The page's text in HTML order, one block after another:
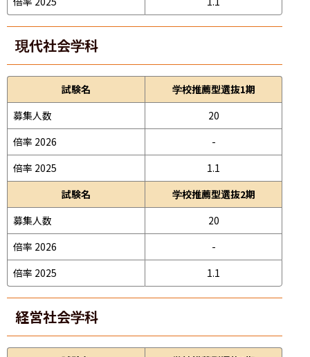
現代社会学科
試験名
学校推薦型選抜1期
募集人数
20
倍率 2026
-
倍率 2025
1.1
試験名
学校推薦型選抜2期
募集人数
20
倍率 2026
-
倍率 2025
1.1
経営社会学科